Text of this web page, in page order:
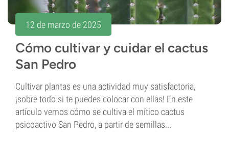
12 de marzo de 2025
Cómo cultivar y cuidar el cactus
San Pedro
Cultivar plantas es una actividad muy satisfactoria,
¡sobre todo si te puedes colocar con ellas! En este
artículo vemos cómo se cultiva el mítico cactus
psicoactivo San Pedro, a partir de semillas...